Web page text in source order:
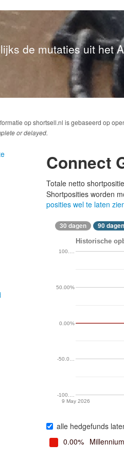
de mutaties uit het
op shortsell.nl is gebaseerd op
or delayed.
Connect
Totale netto
Shortposities worden
posities wel te laten
30 dagen 90 dagen
Historische
9 May 2026
-100.…
-50.0…
0.00%
50.00%
100.…
alle hedgefunds
0.00%